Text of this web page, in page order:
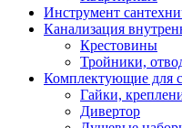
Инструмент
Канализация
Крестовины
Тройники,
Комплектующие для
Гайки,
Дивертор